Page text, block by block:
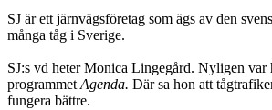
SJ är ett järnvägsföretag som ägs av den
många tåg i Sverige.
SJ:s vd heter Monica Lingegård. Nyligen
programmet Agenda. Där sa hon att
fungera bättre.